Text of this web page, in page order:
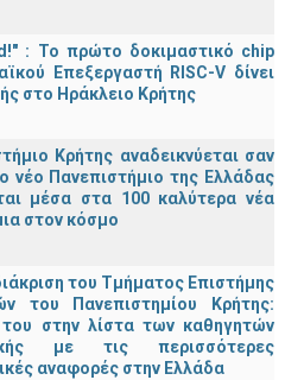
: Το πρώτο δοκιμαστικό chip
Επεξεργαστή RISC-V δίνει
στο Ηράκλειο Κρήτης
Κρήτης αναδεικνύεται σαν
νέο Πανεπιστήμιο της Ελλάδας
μέσα στα 100 καλύτερα νέα
στον κόσμο
του Τμήματος Επιστήμης
του Πανεπιστημίου Κρήτης:
στην λίστα των καθηγητών
με τις περισσότερες
αναφορές στην Ελλάδα